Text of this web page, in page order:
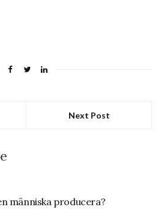
Next Post
människa producera?